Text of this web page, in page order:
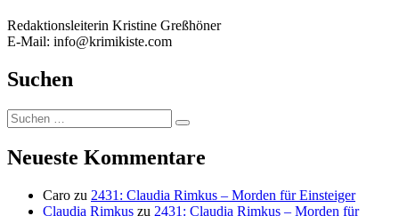
Redaktionsleiterin Kristine Greßhöner
E-Mail: info@krimikiste.com
Suchen
Suchen
nach:
Suchen
Neueste Kommentare
Caro zu 2431: Claudia Rimkus – Morden für Einsteiger
Claudia Rimkus zu 2431: Claudia Rimkus – Morden für